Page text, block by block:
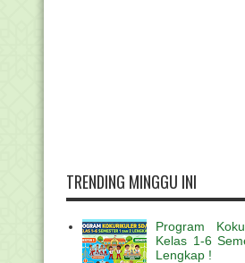
TRENDING MINGGU INI
Program
Kelas 1-6
Lengkap !